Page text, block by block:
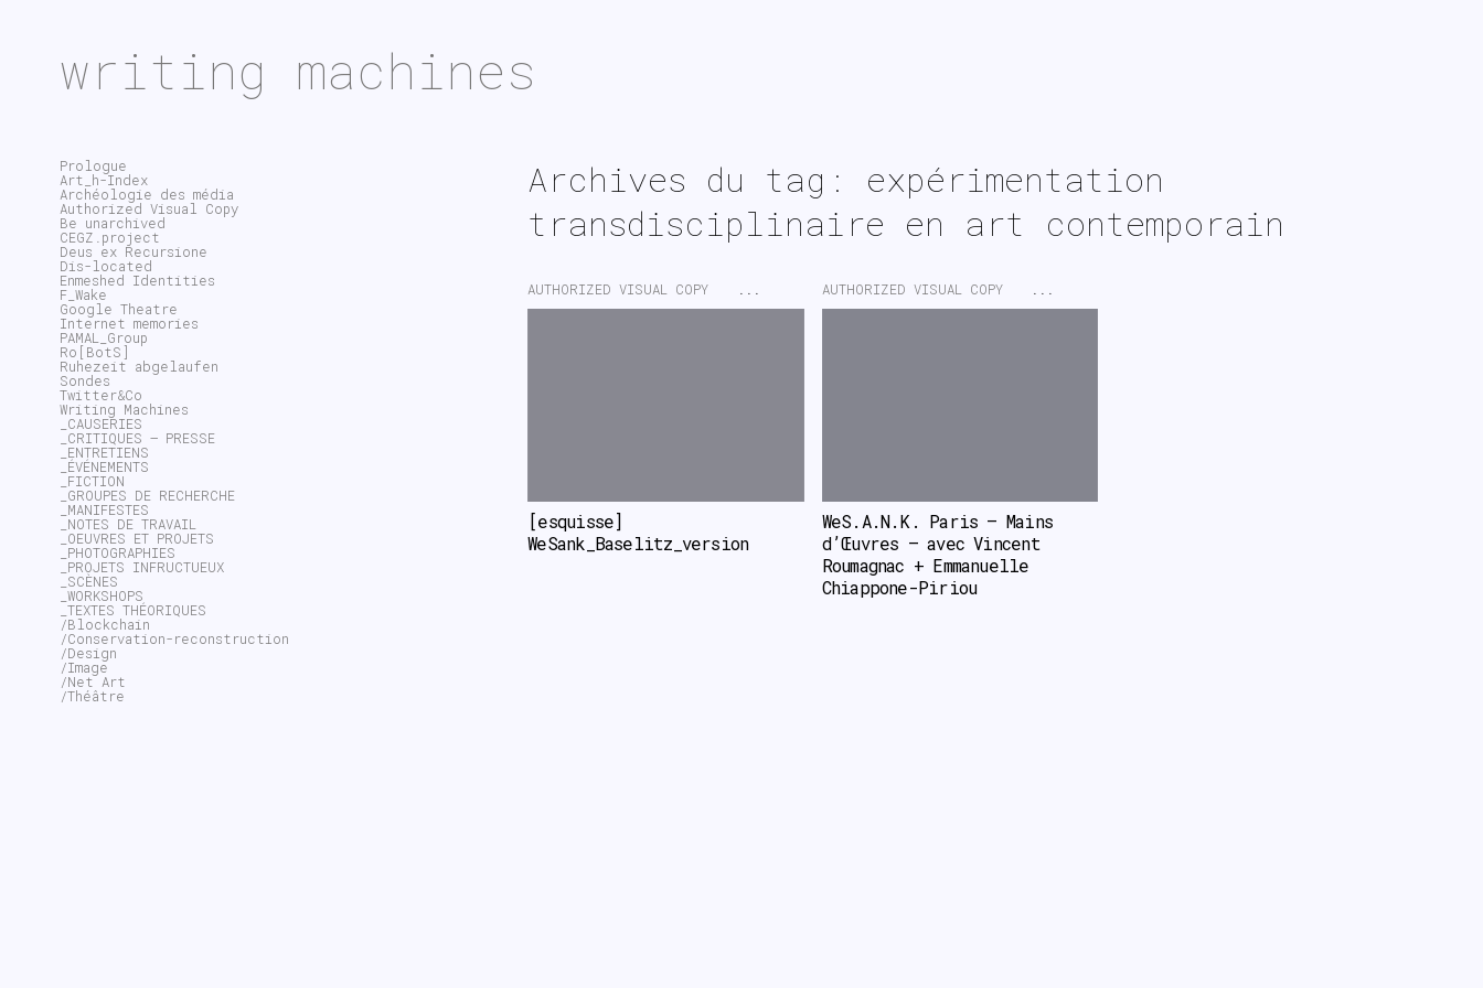
writing machines
Archives du tag: expérimentation
transdisciplinaire en art contemporain
AUTHORIZED VISUAL COPY
[esquisse]
WeSank_Baselitz_version
AUTHORIZED VISUAL COPY
WeS.A.N.K. Paris – Mains
d’Œuvres – avec Vincent
Roumagnac + Emmanuelle
Chiappone-Piriou
Prologue
Art_h-Index
Archéologie des média
Authorized Visual Copy
Be unarchived
CEGZ.project
Deus ex Recursione
Dis-located
Enmeshed Identities
F_Wake
Google Theatre
Internet memories
PAMAL_Group
Ro[BotS]
Ruhezeit abgelaufen
Sondes
Twitter&Co
Writing Machines
_CAUSERIES
_CRITIQUES – PRESSE
_ENTRETIENS
_ÉVÉNEMENTS
_FICTION
_GROUPES DE RECHERCHE
_MANIFESTES
_NOTES DE TRAVAIL
_OEUVRES ET PROJETS
_PHOTOGRAPHIES
_PROJETS INFRUCTUEUX
_SCÈNES
_WORKSHOPS
_TEXTES THÉORIQUES
/Blockchain
/Conservation-reconstruction
/Design
/Image
/Net Art
/Théâtre